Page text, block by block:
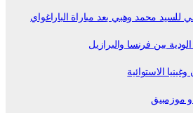
للسيد محمد وهبي بعد مباراة الباراغواي
بين فرنسا والبرازيل
الاستوائية
موزمبيق